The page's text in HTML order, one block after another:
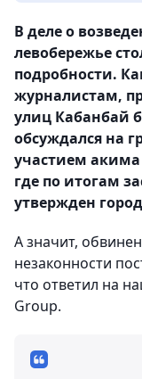
В деле о
левобережье
подробности.
журналистам,
улиц Кабанбай
обсуждался на
участием акима
где по итогам
утвержден
А значит,
незаконности
что ответил на
Group.